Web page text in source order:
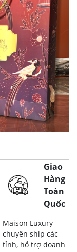
Giao
Hàng
Toàn
Quốc
Maison Luxury
chuyên ship các
tỉnh, hỗ trợ doanh